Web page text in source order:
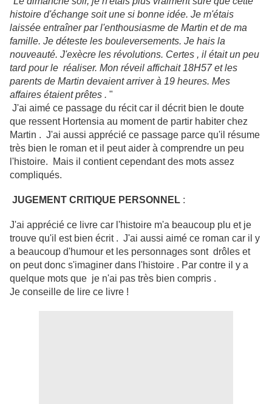
histoire d'échange soit une si bonne idée. Je m'étais
laissée entraîner par l'enthousiasme de Martin et de ma
famille. Je déteste les bouleversements. Je hais la
nouveauté. J'exècre les révolutions. Certes , il était un peu
tard pour le réaliser. Mon réveil affichait 18H57 et les
parents de Martin devaient arriver à 19 heures. Mes
affaires étaient prêtes . "
J'ai aimé ce passage du récit car il décrit bien le doute
que ressent Hortensia au moment de partir habiter chez
Martin . J'ai aussi apprécié ce passage parce qu'il résume
très bien le roman et il peut aider à comprendre un peu
l'histoire. Mais il contient cependant des mots assez
compliqués.
JUGEMENT CRITIQUE PERSONNEL :
J'ai apprécié ce livre car l'histoire m'a beaucoup plu et je
trouve qu'il est bien écrit . J'ai aussi aimé ce roman car il y
a beaucoup d'humour et les personnages sont drôles et
on peut donc s'imaginer dans l'histoire . Par contre il y a
quelque mots que je n'ai pas très bien compris .
Je conseille de lire ce livre !